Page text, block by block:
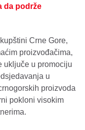
da podrže
Crne Gore,
proizvođačima,
uključe u promociju
u
proizvoda
pokloni visokim